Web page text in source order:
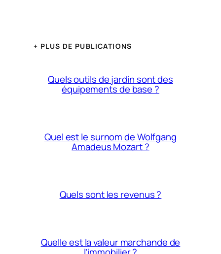
+ PLUS DE PUBLICATIONS
Quels outils de jardin sont des
équipements de base ?
Quel est le surnom de Wolfgang
Amadeus Mozart ?
Quels sont les revenus ?
Quelle est la valeur marchande de